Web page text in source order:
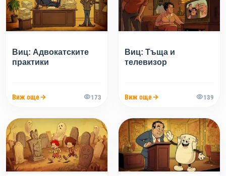
Виц: Адвокатските
практики
Виж още 173
Виц: Тъща и
телевизор
Виж още 139